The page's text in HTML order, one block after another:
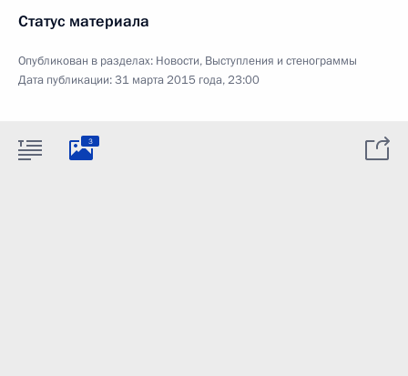
Статус материала
Опубликован в разделах: Новости, Выступления и стенограммы
Дата публикации:31 марта 2015 года, 23:00
3